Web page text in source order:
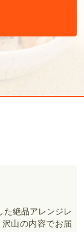
絶品アレンジレ
山の内容でお届